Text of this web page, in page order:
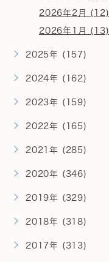
2026年2月 (12)
2026年1月 (13)
2025年 (157)
2024年 (162)
2023年 (159)
2022年 (165)
2021年 (285)
2020年 (346)
2019年 (329)
2018年 (318)
2017年 (313)